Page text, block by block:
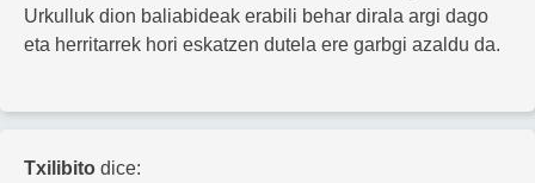
Urkulluk dion baliabideak erabili behar dirala argi dago
eta herritarrek hori eskatzen dutela ere garbgi azaldu da.
Txilibito dice: